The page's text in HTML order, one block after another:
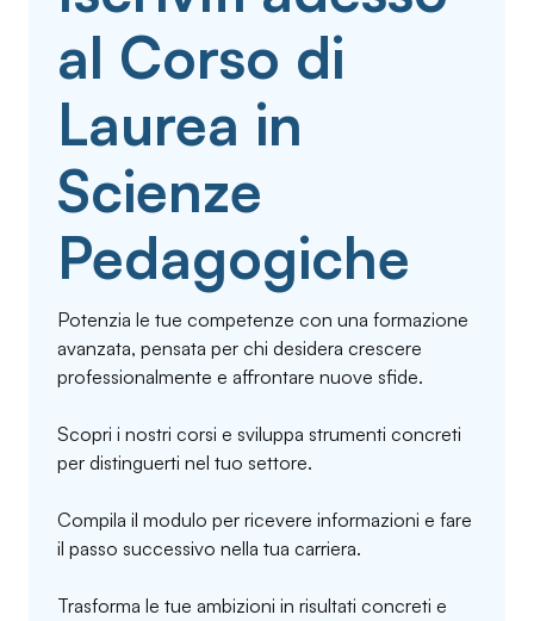
al Corso di
Laurea in
Scienze
Pedagogiche
Potenzia le tue competenze con una formazione
avanzata, pensata per chi desidera crescere
professionalmente e affrontare nuove sfide.
Scopri i nostri corsi e sviluppa strumenti concreti
per distinguerti nel tuo settore.
Compila il modulo per ricevere informazioni e fare
il passo successivo nella tua carriera.
Trasforma le tue ambizioni in risultati concreti e